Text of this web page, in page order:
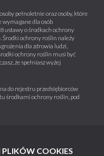
pełnoletnie oraz osoby, które
wymagane dla osób
ustawy o środkach ochrony
Środki ochrony roślin należy
dla zdrowia ludzi,
ochrony roślin musi być
że spełniasz wyżej
do rejestru przedsiębiorców
środkami ochrony roślin, pod
COOKIES